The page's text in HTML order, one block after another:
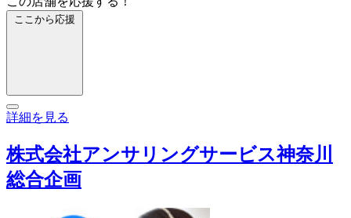
ここから応援
詳細を見る
株式会社アンサリングサービス神奈川
総合企画